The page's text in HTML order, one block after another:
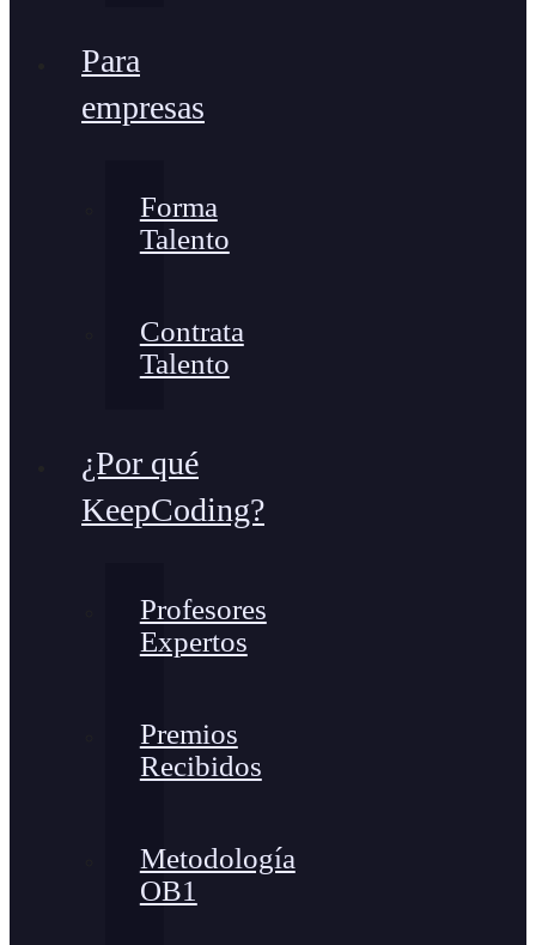
Para
empresas
Forma
Talento
Contrata
Talento
¿Por qué
KeepCoding?
Profesores
Expertos
Premios
Recibidos
Metodología
OB1